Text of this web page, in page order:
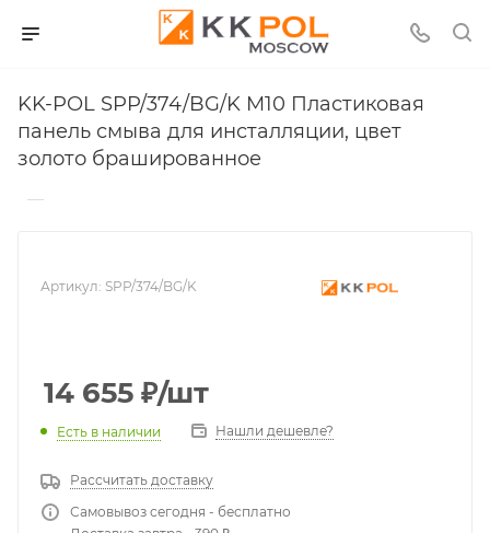
KK-POL SPP/374/BG/K M10 Пластиковая
панель смыва для инсталляции, цвет
золото брашированное
—
Артикул: SPP/374/BG/K
14 655 ₽/шт
Есть в наличии Нашли дешевле?
Рассчитать доставку
Самовывоз сегодня - бесплатно